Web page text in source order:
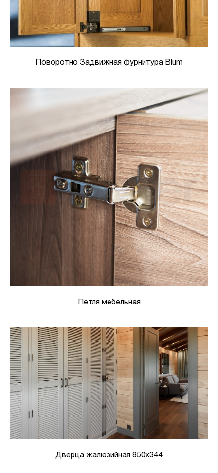
Поворотно Задвижная фурнитура Blum
Петля мебельная
Дверца жалюзийная 850х344